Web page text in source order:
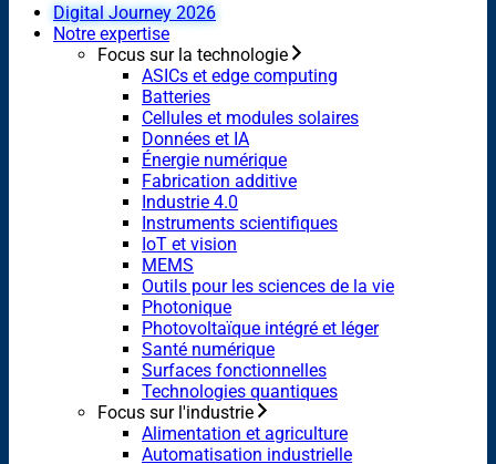
Digital Journey 2026
Notre expertise
Focus sur la technologie
ASICs et edge computing
Batteries
Cellules et modules solaires
Données et IA
Énergie numérique
Fabrication additive
Industrie 4.0
Instruments scientifiques
IoT et vision
MEMS
Outils pour les sciences de la vie
Photonique
Photovoltaïque intégré et léger
Santé numérique
Surfaces fonctionnelles
Technologies quantiques
Focus sur l'industrie
Alimentation et agriculture
Automatisation industrielle